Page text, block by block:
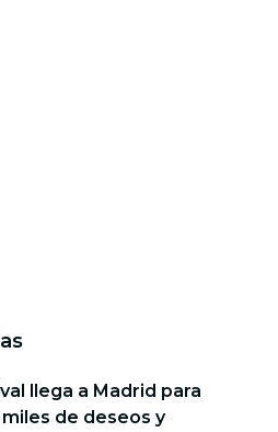
llega a Madrid para
de deseos y